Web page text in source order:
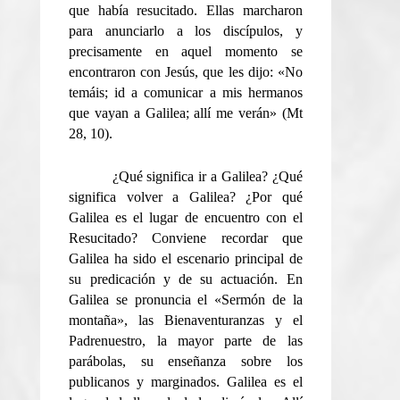
que había resucitado. Ellas marcharon
para anunciarlo a los discípulos, y
precisamente en aquel momento se
encontraron con Jesús, que les dijo: «No
temáis; id a comunicar a mis hermanos
que vayan a Galilea; allí me verán» (Mt
28, 10).
¿Qué significa ir a Galilea? ¿Qué
significa volver a Galilea? ¿Por qué
Galilea es el lugar de encuentro con el
Resucitado? Conviene recordar que
Galilea ha sido el escenario principal de
su predicación y de su actuación. En
Galilea se pronuncia el «Sermón de la
montaña», las Bienaventuranzas y el
Padrenuestro, la mayor parte de las
parábolas, su enseñanza sobre los
publicanos y marginados. Galilea es el